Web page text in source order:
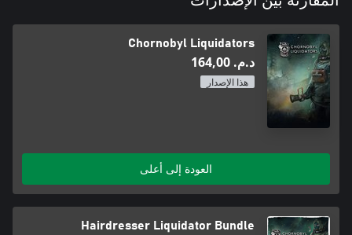
Chornobyl Liquidators
د.م.‏ 164,00
هذا الإصدار
العودة إلى أعلى
Hairdresser Liquidator Bundle